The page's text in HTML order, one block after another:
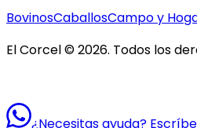
BovinosCaballosCampo y
El Corcel © 2026. Todos los
¿Necesitas ayuda?